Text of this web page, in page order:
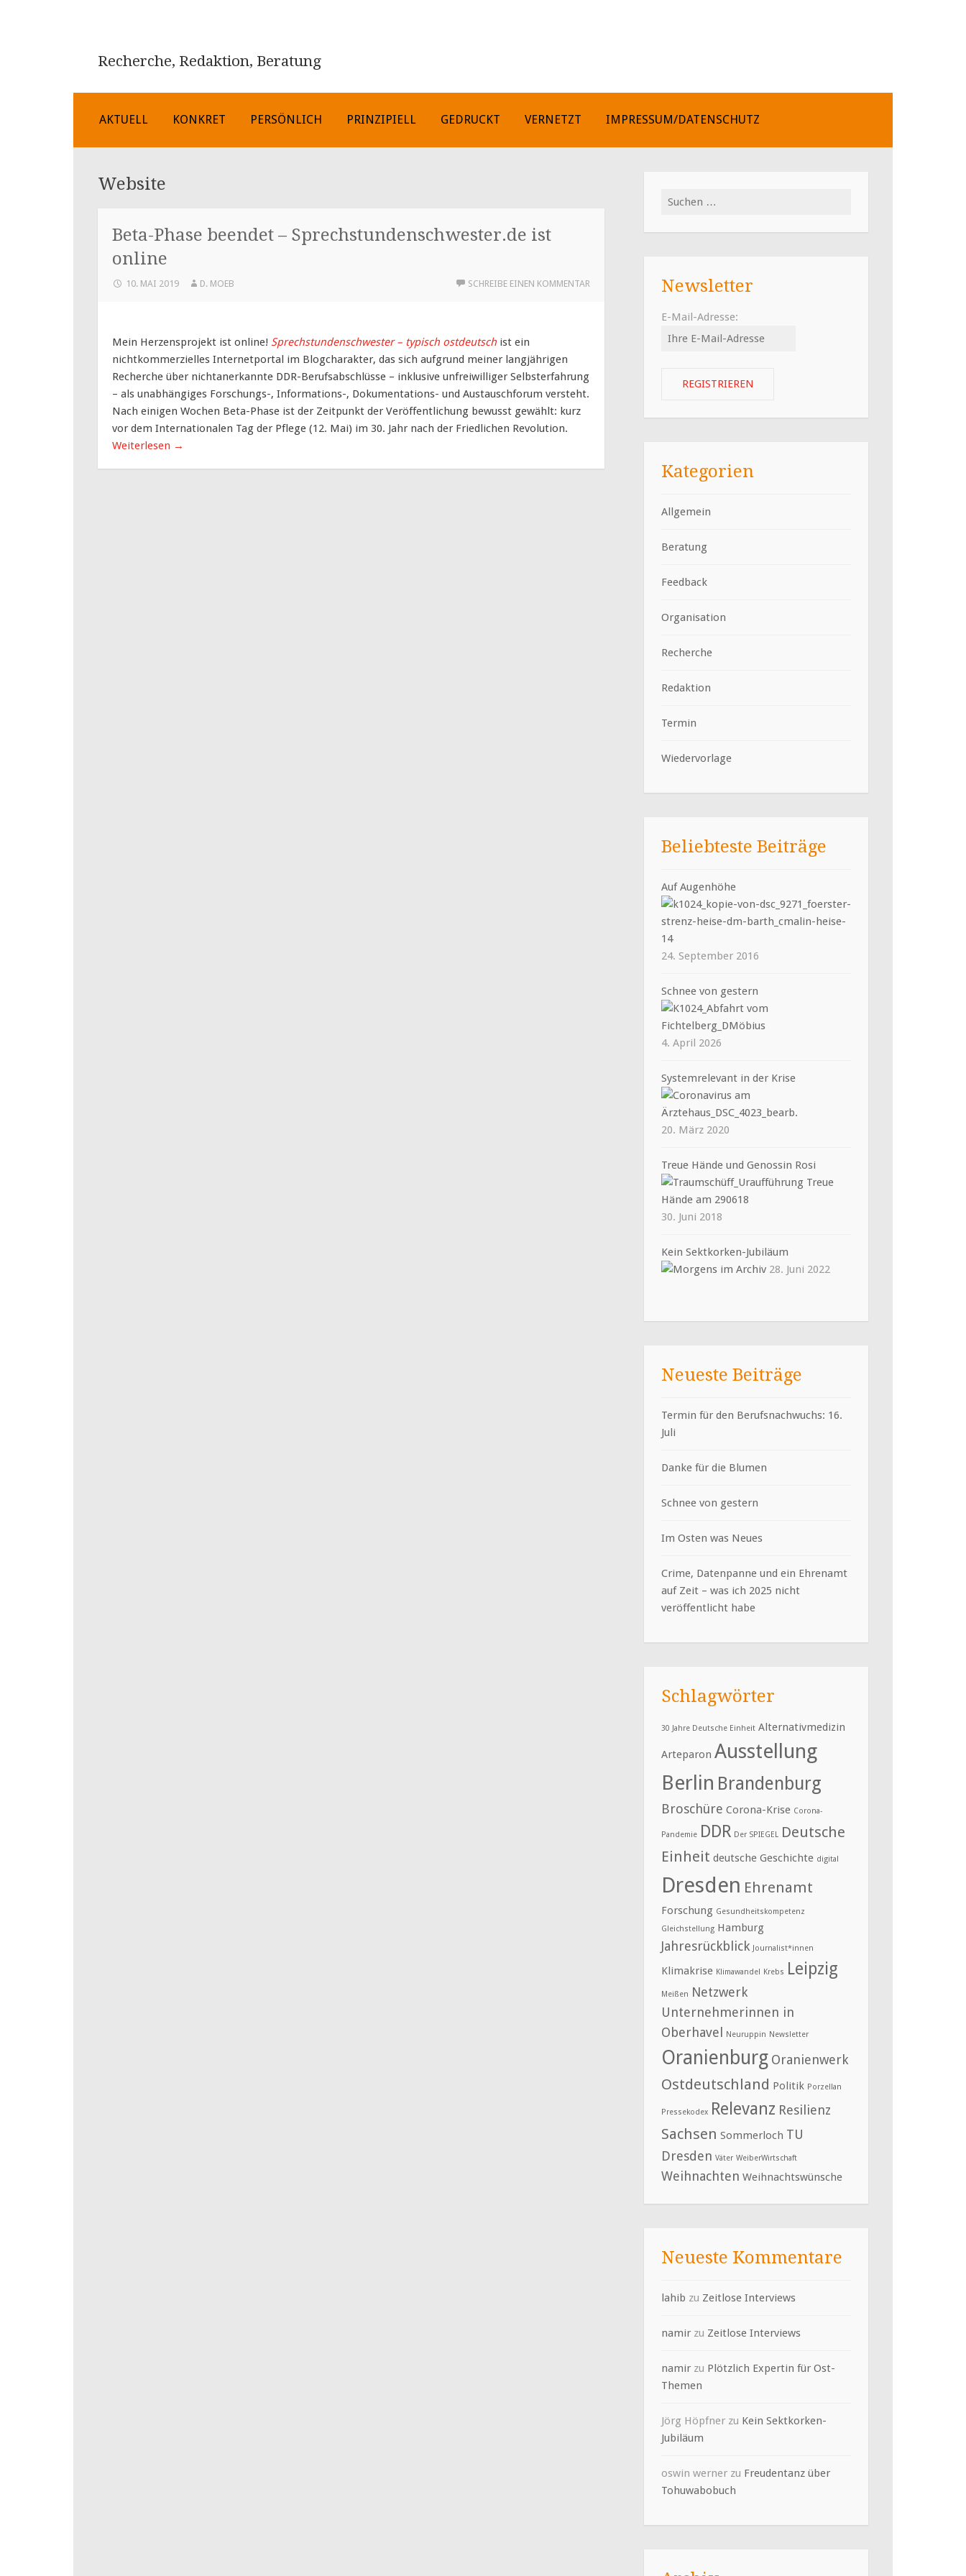
Recherche, Redaktion, Beratung
ZUM
SPRINGEN
AKTUELL KONKRET PERSÖNLICH PRINZIPIELL GEDRUCKT VERNETZT IMPRESSUM/DATENSCHUTZ
Website
Beta-Phase beendet – Sprechstundenschwester.de ist
online
10. MAI 2019 D. MOEB SCHREIBE EINEN KOMMENTAR
Mein Herzensprojekt ist online! Sprechstundenschwester – typisch ostdeutsch ist ein
nichtkommerzielles Internetportal im Blogcharakter, das sich aufgrund meiner langjährigen
Recherche über nichtanerkannte DDR-Berufsabschlüsse – inklusive unfreiwilliger Selbsterfahrung
– als unabhängiges Forschungs-, Informations-, Dokumentations- und Austauschforum versteht.
Nach einigen Wochen Beta-Phase ist der Zeitpunkt der Veröffentlichung bewusst gewählt: kurz
vor dem Internationalen Tag der Pflege (12. Mai) im 30. Jahr nach der Friedlichen Revolution.
Weiterlesen →
Suchen
Newsletter
E-Mail-Adresse:
Kategorien
Allgemein
Beratung
Feedback
Organisation
Recherche
Redaktion
Termin
Wiedervorlage
Beliebteste Beiträge
Auf Augenhöhe
24. September 2016
Schnee von gestern
4. April 2026
Systemrelevant in der Krise
20. März 2020
Treue Hände und Genossin Rosi
30. Juni 2018
Kein Sektkorken-Jubiläum
28. Juni 2022
Neueste Beiträge
Termin für den Berufsnachwuchs: 16.
Juli
Danke für die Blumen
Schnee von gestern
Im Osten was Neues
Crime, Datenpanne und ein Ehrenamt
auf Zeit – was ich 2025 nicht
veröffentlicht habe
Schlagwörter
30 Jahre Deutsche Einheit Alternativmedizin
Arteparon Ausstellung
Berlin Brandenburg
Broschüre Corona-Krise Corona-
Pandemie DDR Der SPIEGEL Deutsche
Einheit deutsche Geschichte digital
Dresden Ehrenamt
Forschung Gesundheitskompetenz
Gleichstellung Hamburg
Jahresrückblick Journalist*innen
Klimakrise Klimawandel Krebs Leipzig
Meißen Netzwerk
Unternehmerinnen in
Oberhavel
Neuruppin Newsletter
Oranienburg Oranienwerk
Ostdeutschland Politik Porzellan
Pressekodex Relevanz Resilienz
Sachsen Sommerloch TU
Dresden Väter WeiberWirtschaft
Weihnachten Weihnachtswünsche
Neueste Kommentare
lahib zu Zeitlose Interviews
namir zu Zeitlose Interviews
namir zu Plötzlich Expertin für Ost-
Themen
Jörg Höpfner zu Kein Sektkorken-
Jubiläum
oswin werner zu Freudentanz über
Tohuwabobuch